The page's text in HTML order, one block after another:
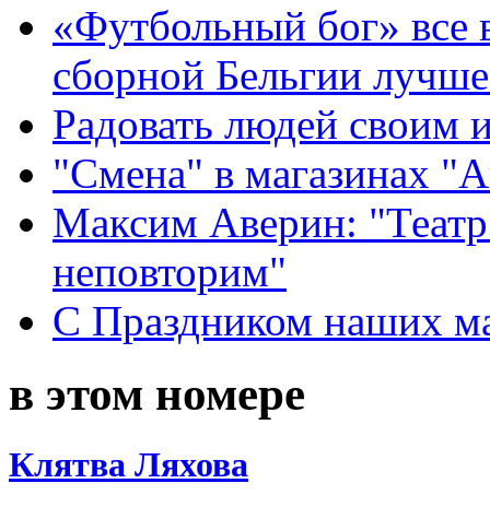
«Футбольный бог» все
сборной Бельгии
Радовать людей своим
"Смена" в магазинах
Максим Аверин:
неповторим"
С Праздником наших
в этом номере
Клятва Ляхова